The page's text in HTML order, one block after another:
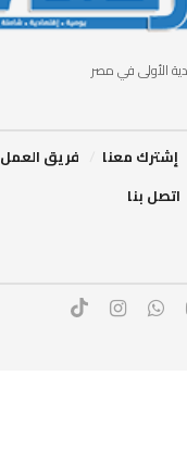
الأولى في مصر
إشترك معنا
فريق العمل
اتصل بنا